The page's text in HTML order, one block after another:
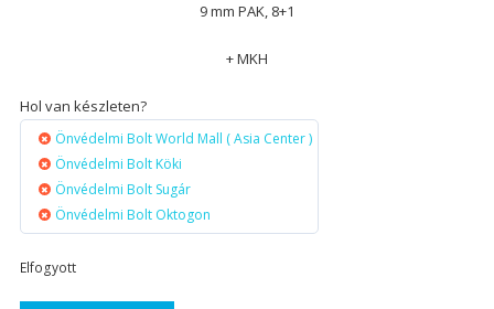
9 mm PAK, 8+1
+ MKH
Hol van készleten?
Önvédelmi Bolt World Mall ( Asia Center )
Önvédelmi Bolt Köki
Önvédelmi Bolt Sugár
Önvédelmi Bolt Oktogon
Elfogyott